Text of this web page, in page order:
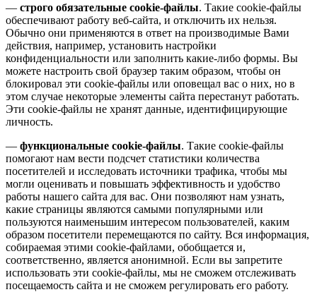
— строго обязательные cookie-файлы. Такие cookie-файлы
обеспечивают работу веб-сайта, и отключить их нельзя.
Обычно они применяются в ответ на производимые Вами
действия, например, установить настройки
конфиденциальности или заполнить какие-либо формы. Вы
можете настроить свой браузер таким образом, чтобы он
блокировал эти cookie-файлы или оповещал вас о них, но в
этом случае некоторые элементы сайта перестанут работать.
Эти cookie-файлы не хранят данные, идентифицирующие
личность.
— функциональные cookie-файлы. Такие cookie-файлы
помогают нам вести подсчет статистики количества
посетителей и исследовать источники трафика, чтобы мы
могли оценивать и повышать эффективность и удобство
работы нашего сайта для вас. Они позволяют нам узнать,
какие страницы являются самыми популярными или
пользуются наименьшим интересом пользователей, каким
образом посетители перемещаются по сайту. Вся информация,
собираемая этими cookie-файлами, обобщается и,
соответственно, является анонимной. Если вы запретите
использовать эти cookie-файлы, мы не сможем отслеживать
посещаемость сайта и не сможем регулировать его работу.